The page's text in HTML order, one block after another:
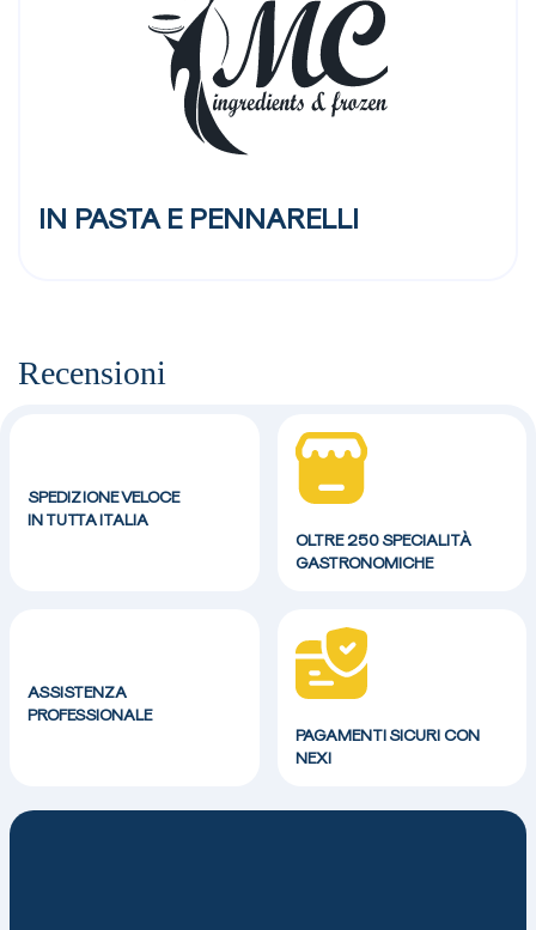
IN PASTA E PENNARELLI
Recensioni
SPEDIZIONE VELOCE
IN TUTTA ITALIA
OLTRE 250 SPECIALITÀ
GASTRONOMICHE
ASSISTENZA
PROFESSIONALE
PAGAMENTI SICURI CON
NEXI